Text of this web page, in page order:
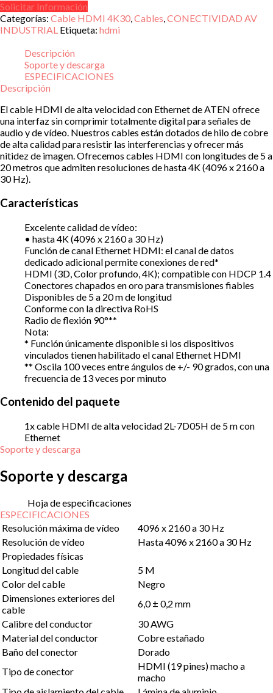
Solicitar Información
Categorías: Cable HDMI 4K30,Cables,CONECTIVIDAD AV
INDUSTRIAL Etiqueta: hdmi
Descripción
Soporte y descarga
ESPECIFICACIONES
Descripción
El cable HDMI de alta velocidad con Ethernet de ATEN ofrece
una interfaz sin comprimir totalmente digital para señales de
audio y de vídeo. Nuestros cables están dotados de hilo de cobre
de alta calidad para resistir las interferencias y ofrecer más
nitidez de imagen. Ofrecemos cables HDMI con longitudes de 5 a
20 metros que admiten resoluciones de hasta 4K (4096 x 2160 a
30 Hz).
Características
Excelente calidad de vídeo:
• hasta 4K (4096 x 2160 a 30 Hz)
Función de canal Ethernet HDMI: el canal de datos
dedicado adicional permite conexiones de red*
HDMI (3D, Color profundo, 4K); compatible con HDCP 1.4
Conectores chapados en oro para transmisiones fiables
Disponibles de 5 a 20 m de longitud
Conforme con la directiva RoHS
Radio de flexión 90°**
Nota:
* Función únicamente disponible si los dispositivos
vinculados tienen habilitado el canal Ethernet HDMI
** Oscila 100 veces entre ángulos de +/- 90 grados, con una
frecuencia de 13 veces por minuto
Contenido del paquete
1x cable HDMI de alta velocidad 2L-7D05H de 5 m con
Ethernet
Soporte y descarga
Soporte y descarga
Hoja de especificaciones
ESPECIFICACIONES
Resolución máxima de vídeo
4096 x 2160 a 30 Hz
Resolución de vídeo
Hasta 4096 x 2160 a 30 Hz
Propiedades físicas
Longitud del cable
5 M
Color del cable
Negro
Dimensiones exteriores del
cable
6,0 ± 0,2 mm
Calibre del conductor
30 AWG
Material del conductor
Cobre estañado
Baño del conector
Dorado
Tipo de conector
HDMI (19 pines) macho a
macho